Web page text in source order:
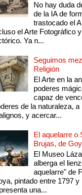
No hay duda
de la IA de
trastocado el
el Arte Fotográfico
Ya n...
Seguimos
Religión
El Arte en la
poderes
capaz de
de la naturaleza,
y acercar...
El aquelarre o
Brujas, de
El Museo
alberga el
aquelarre" de
pintado entre 1797 y
una...